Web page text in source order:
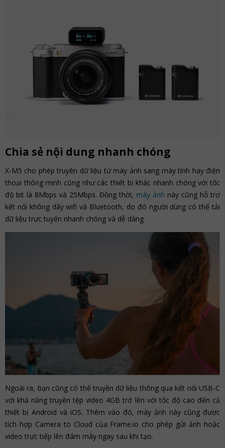
Chia sẻ nội dung nhanh chóng
X-M5 cho phép truyền dữ liệu từ máy ảnh sang máy tính hay điện
thoại thông minh cũng như các thiết bị khác nhanh chóng với tốc
độ bit là 8Mbps và 25Mbps. Đồng thời, máy ảnh này cũng hỗ trợ
kết nối không dây wifi và Bluetooth, do đó người dùng có thể tải
dữ liệu trực tuyến nhanh chóng và dễ dàng.
Ngoài ra, bạn cũng có thể truyền dữ liệu thông qua kết nối USB-C
với khả năng truyền tệp video 4GB trở lên với tốc độ cao đến cả
thiết bị Android và iOS. Thêm vào đó, máy ảnh này cũng được
tích hợp Camera to Cloud của Frame.io cho phép gửi ảnh hoặc
video trực tiếp lên đám mây ngay sau khi tạo.